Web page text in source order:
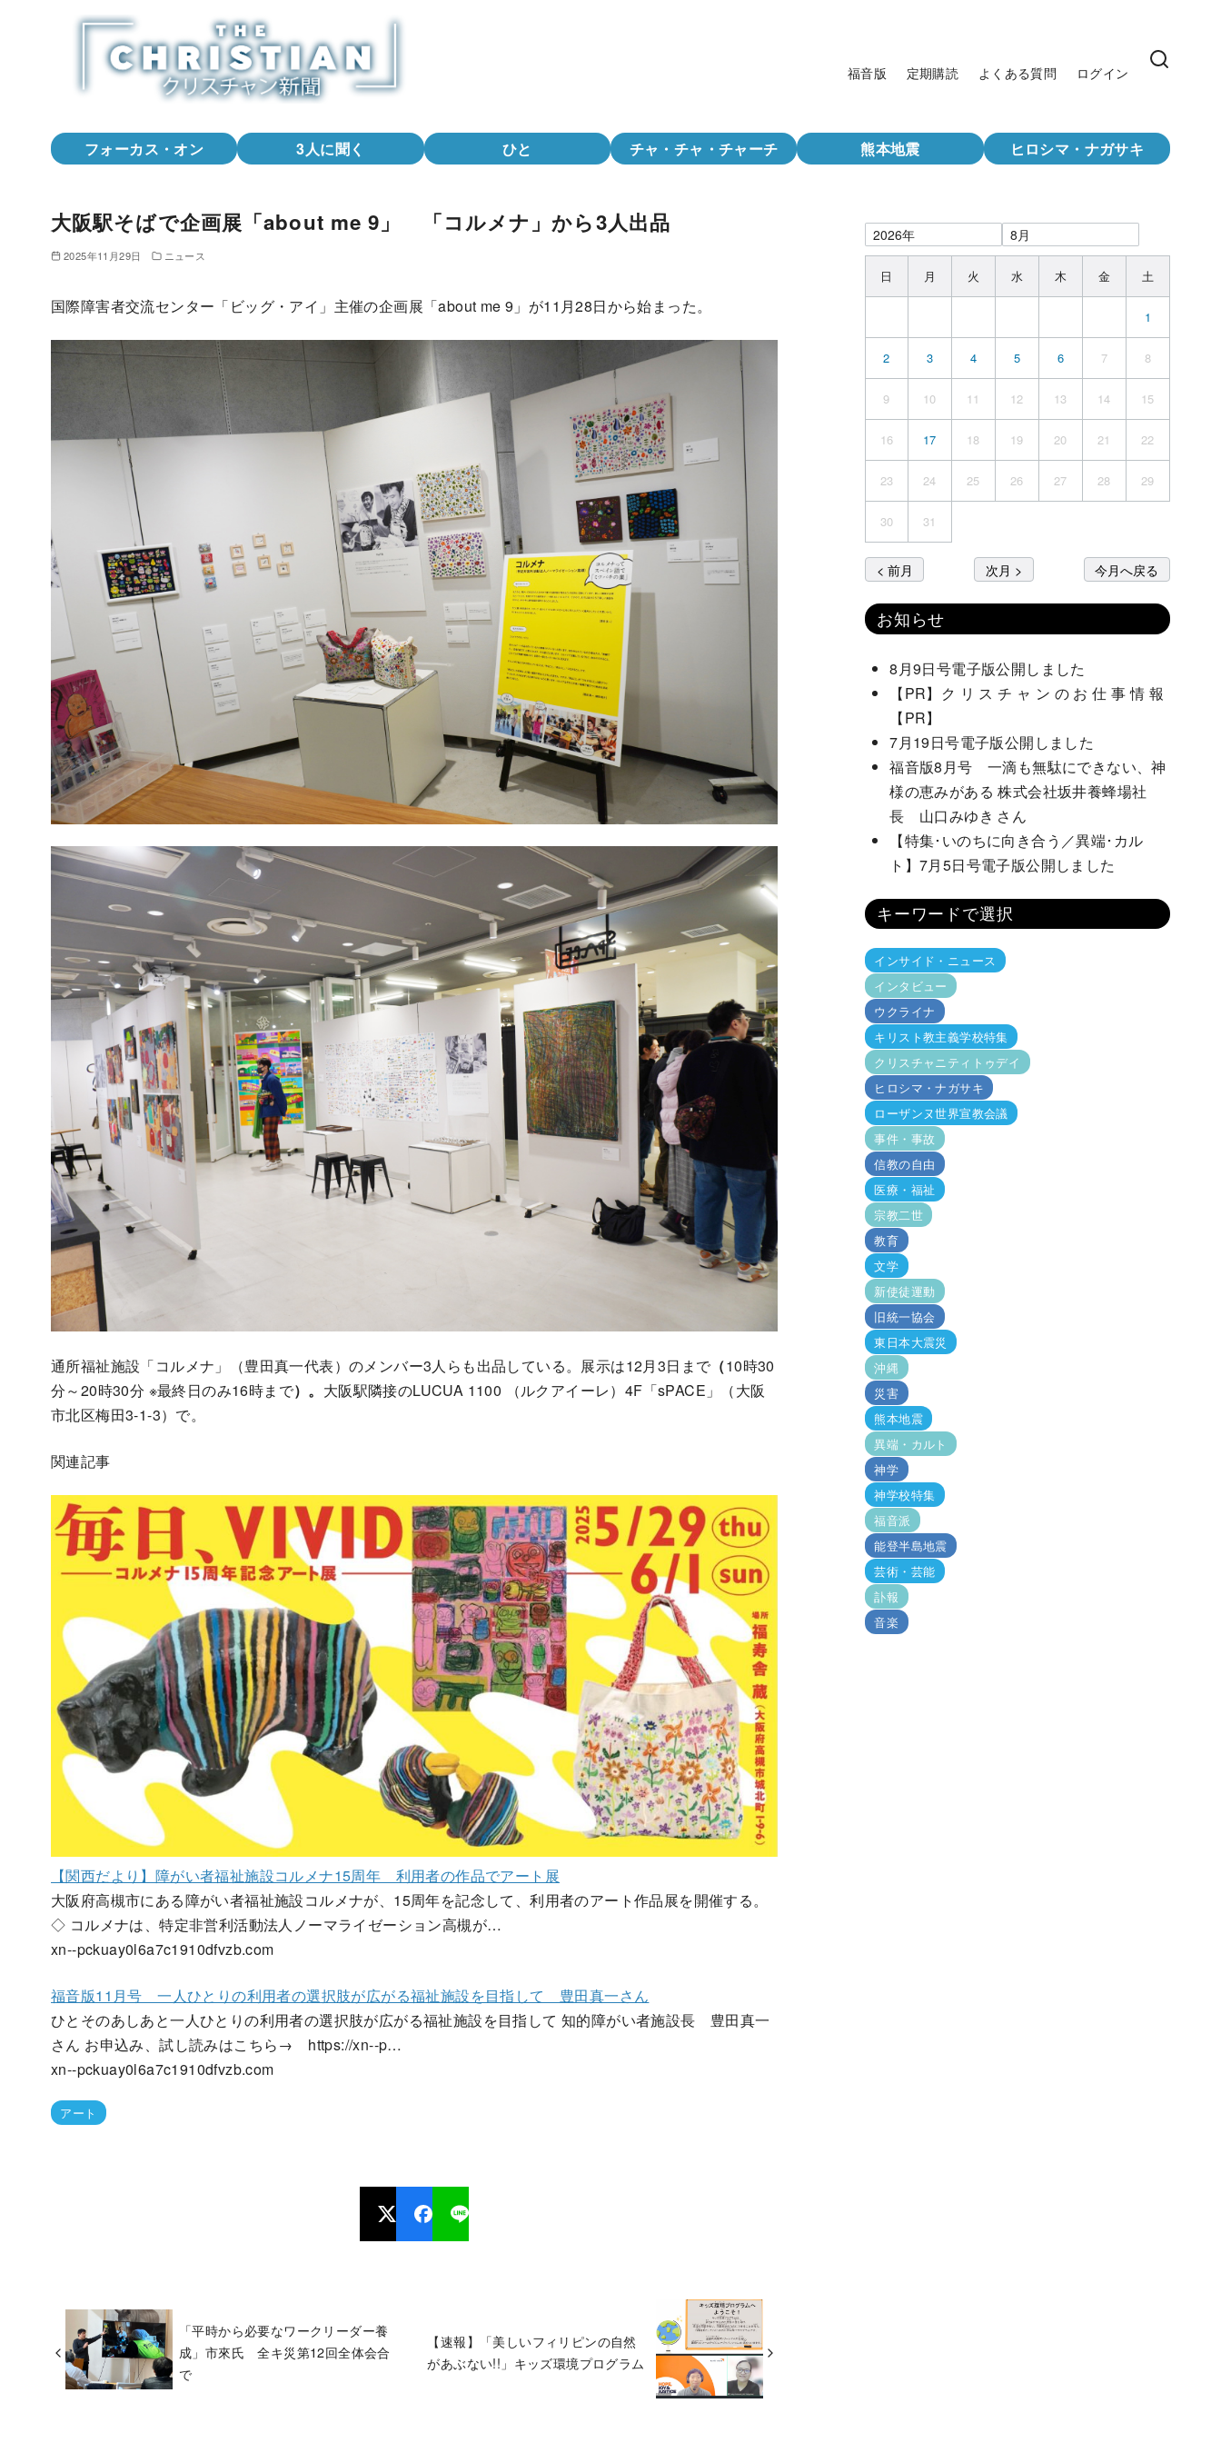
福音版 定期購読 よくある質問 ログイン
フォーカス・オン 3人に聞く ひと チャ・チャ・チャーチ 熊本地震 ヒロシマ・ナガサキ
大阪駅そばで企画展「about me 9」 「コルメナ」から3人出品
2025年11月29日 ニュース
国際障害者交流センター「ビッグ・アイ」主催の企画展「about me 9」が11月28日から始まった。
通所福祉施設「コルメナ」（豊田真一代表）のメンバー3人らも出品している。展示は12月3日まで （10時30
分～20時30分 ※最終日のみ16時まで）。 大阪駅隣接のLUCUA 1100 （ルクアイーレ）4F「sPACE」（大阪
市北区梅田3-1-3）で。
関連記事
【関西だより】障がい者福祉施設コルメナ15周年 利用者の作品でアート展
大阪府高槻市にある障がい者福祉施設コルメナが、15周年を記念して、利用者のアート作品展を開催する。
◇ コルメナは、特定非営利活動法人ノーマライゼーション高槻が…
xn--pckuay0l6a7c1910dfvzb.com
福音版11月号 一人ひとりの利用者の選択肢が広がる福祉施設を目指して 豊田真一さん
ひとそのあしあと一人ひとりの利用者の選択肢が広がる福祉施設を目指して 知的障がい者施設長 豊田真一
さん お申込み、試し読みはこちら→ https://xn--p…
xn--pckuay0l6a7c1910dfvzb.com
アート
「平時から必要なワークリーダー養
成」市來氏 全キ災第12回全体会合
で
【速報】「美しいフィリピンの自然
があぶない!!」キッズ環境プログラム
日 月 火 水 木 金 土
1
2 3 4 5 6 7 8
9 10 11 12 13 14 15
16 17 18 19 20 21 22
23 24 25 26 27 28 29
30 31
< 前月 次月 > 今月へ戻る
お知らせ
8月9日号電子版公開しました
【PR】ク リ ス チ ャ ン の お 仕 事 情 報
【PR】
7月19日号電子版公開しました
福音版8月号 一滴も無駄にできない、神
様の恵みがある 株式会社坂井養蜂場社
長 山口みゆき さん
【特集･いのちに向き合う／異端･カル
ト】7月5日号電子版公開しました
キーワードで選択
インサイド・ニュース
インタビュー
ウクライナ
キリスト教主義学校特集
クリスチャニティトゥデイ
ヒロシマ・ナガサキ
ローザンヌ世界宣教会議
事件・事故
信教の自由
医療・福祉
宗教二世
教育
文学
新使徒運動
旧統一協会
東日本大震災
沖縄
災害
熊本地震
異端・カルト
神学
神学校特集
福音派
能登半島地震
芸術・芸能
訃報
音楽